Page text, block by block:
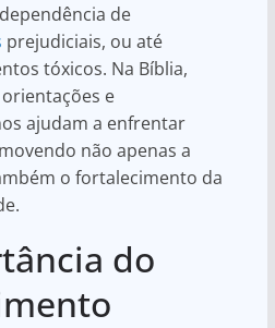
de
prejudiciais, ou até
tóxicos. Na Bíblia,
e
ajudam a enfrentar
não apenas a
o fortalecimento da
do